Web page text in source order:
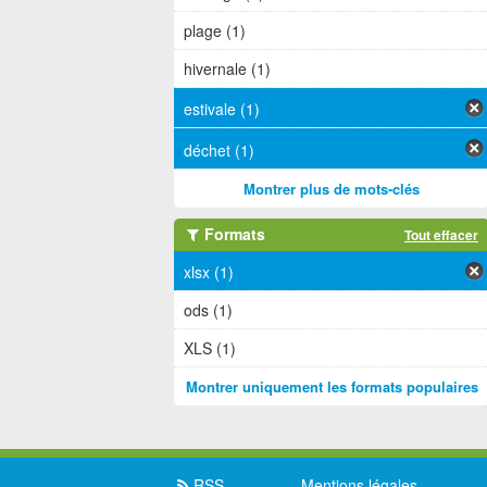
plage (1)
hivernale (1)
estivale (1)
déchet (1)
Montrer plus de mots-clés
Formats Tout effacer
xlsx (1)
ods (1)
XLS (1)
Montrer uniquement les formats populaires